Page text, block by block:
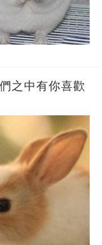
之中有你喜歡